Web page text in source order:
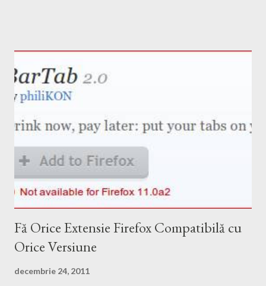
Fă Orice Extensie Firefox Compatibilă cu
Orice Versiune
decembrie 24, 2011